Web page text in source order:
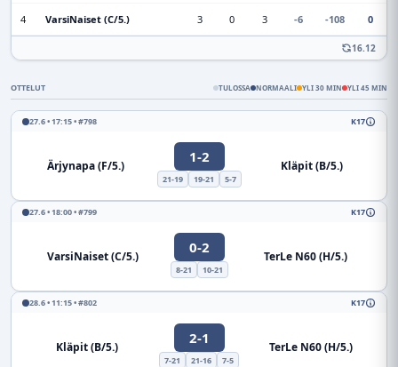
OTTELUT TULOSSA NORMAALI YLI 30 MIN YLI 45 MIN
27.6 • 17:15 • #798 K17
Ärjynapa (F/5.) 1-2
21-19 19-21 5-7
Kläpit (B/5.)
27.6 • 18:00 • #799 K17
VarsiNaiset (C/5.) 0-2
8-21 10-21
TerLe N60 (H/5.)
28.6 • 11:15 • #802 K17
Kläpit (B/5.) 2-1
7-21 21-16 7-5
TerLe N60 (H/5.)
4 VarsiNaiset (C/5.) 3 0 3 -6 -108 0
16.12